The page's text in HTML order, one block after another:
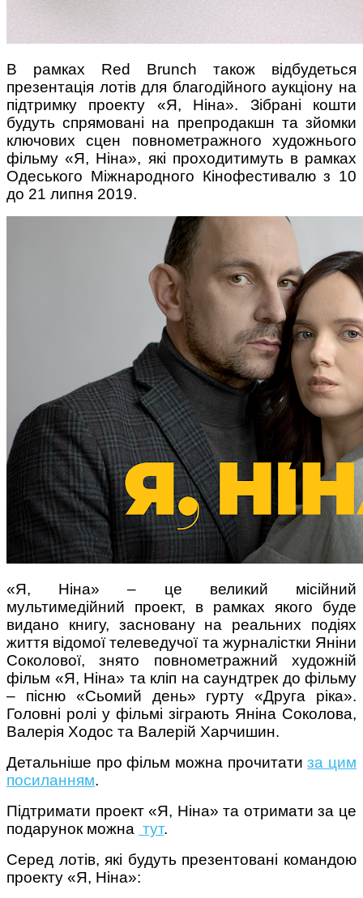
В рамках Red Brunch також відбудеться
презентація лотів для благодійного аукціону на
підтримку проекту «Я, Ніна». Зібрані кошти
будуть спрямовані на препродакшн та зйомки
ключових сцен повнометражного художнього
фільму «Я, Ніна», які проходитимуть в рамках
Одеського Міжнародного Кінофестивалю з 10
до 21 липня 2019.
«Я, Ніна» – це великий місійний
мультимедійний проект, в рамках якого буде
видано книгу, засновану на реальних подіях
життя відомої телеведучої та журналістки Яніни
Соколової, знято повнометражний художній
фільм «Я, Ніна» та кліп на саундтрек до фільму
– пісню «Сьомий день» гурту «Друга ріка».
Головні ролі у фільмі зіграють Яніна Соколова,
Валерія Ходос та Валерій Харчишин.
Детальніше про фільм можна прочитатиза цим
посиланням.
Підтримати проект «Я, Ніна» та отримати за це
подарунок можна тут.
Серед лотів, які будуть презентовані командою
проекту «Я, Ніна»: